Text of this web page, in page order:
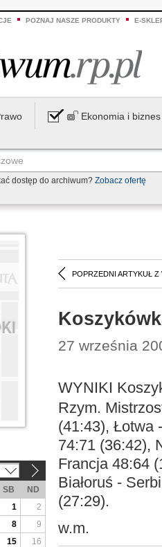
POZNAJ NASZE PRODUKTY E-
Ekonomia i biznes
dostęp do archiwum? Zobacz ofertę
POPRZEDNI ARTYKUŁ Z
27 września
WYNIKI
Rzym.
(41:43), Łotwa
74:71 (36:42),
Francja 48:64
Białoruś -
(27:29).
w.m.
SB
ND
1
2
8
9
15
16